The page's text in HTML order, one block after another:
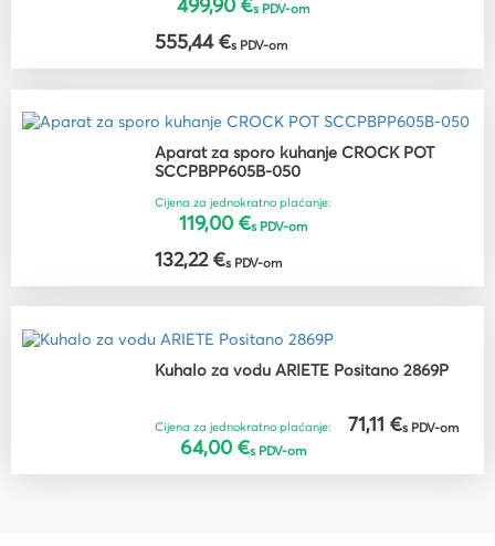
499,90 €s PDV-om
555,44 €s PDV-om
Aparat za sporo kuhanje CROCK POT
SCCPBPP605B-050
Cijena za jednokratno plaćanje:
119,00 €s PDV-om
132,22 €s PDV-om
Kuhalo za vodu ARIETE Positano 2869P
Cijena za jednokratno plaćanje:
64,00 €s PDV-om
71,11 €s PDV-om